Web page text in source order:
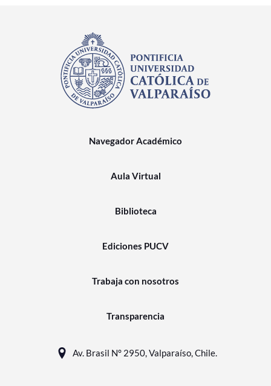
Navegador Académico
Aula Virtual
Biblioteca
Ediciones PUCV
Trabaja con nosotros
Transparencia
Av. Brasil N° 2950, Valparaíso, Chile.